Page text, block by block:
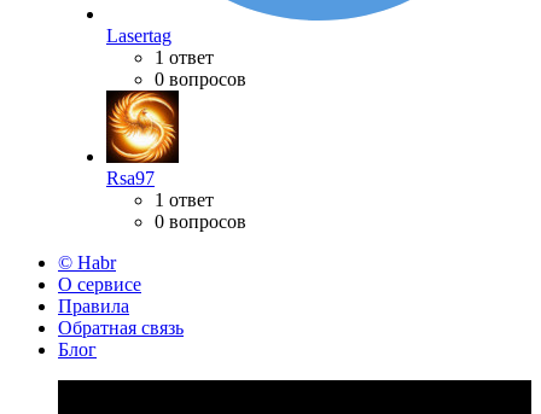
Lasertag
1 ответ
0 вопросов
Rsa97
1 ответ
0 вопросов
© Habr
О сервисе
Правила
Обратная связь
Блог